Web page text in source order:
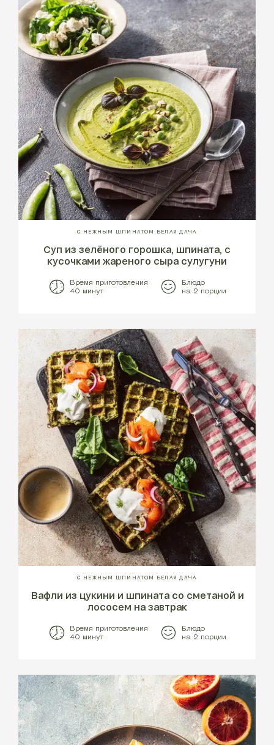
С НЕЖНЫМ ШПИНАТОМ БЕЛАЯ ДАЧА
Суп из зелёного горошка, шпината, с
кусочками жареного сыра сулугуни
Время приготовления
40 минут
Блюдо
на 2 порции
С НЕЖНЫМ ШПИНАТОМ БЕЛАЯ ДАЧА
Вафли из цукини и шпината со сметаной и
лососем на завтрак
Время приготовления
40 минут
Блюдо
на 2 порции